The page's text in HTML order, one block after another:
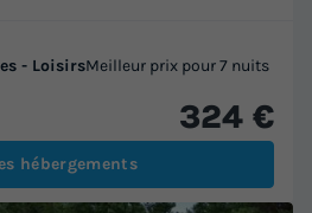
- LoisirsMeilleur prix pour 7 nuits
324 €
hébergements